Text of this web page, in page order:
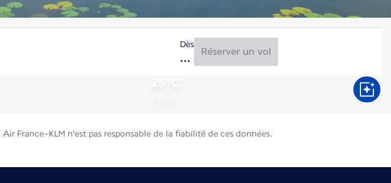
Dès
Réserver un vol
France-KLM n'est pas responsable de la fiabilité de ces données.